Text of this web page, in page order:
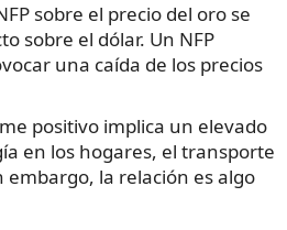
sobre el precio del oro se
sobre el dólar. Un NFP
una caída de los precios
positivo implica un elevado
en los hogares, el transporte
embargo, la relación es algo